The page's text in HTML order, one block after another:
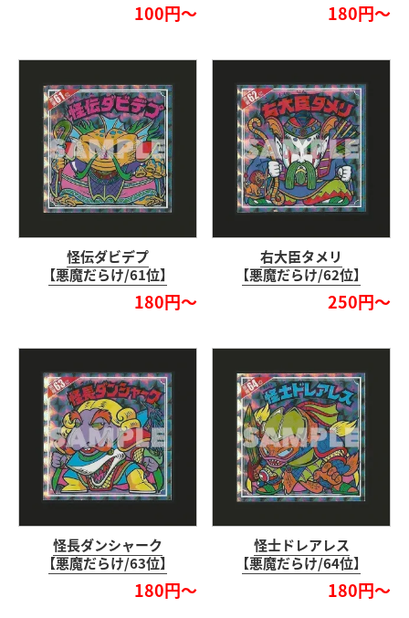
100円～ 180円～
怪伝ダビデプ
【悪魔だらけ/61位】
180円～
右大臣タメリ
【悪魔だらけ/62位】
250円～
怪長ダンシャーク
【悪魔だらけ/63位】
180円～
怪士ドレアレス
【悪魔だらけ/64位】
180円～